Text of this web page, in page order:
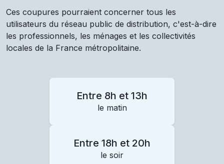
Ces coupures pourraient concerner tous les
utilisateurs du réseau public de distribution, c'est-à-dire
les professionnels, les ménages et les collectivités
locales de la France métropolitaine.
Entre 8h et 13h
le matin
Entre 18h et 20h
le soir